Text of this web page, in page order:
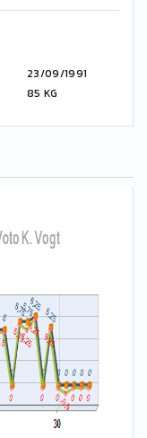
23/09/1991
85 KG